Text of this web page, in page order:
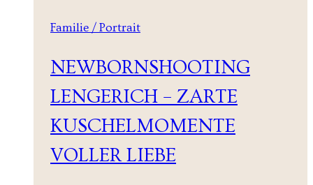
Familie / Portrait
NEWBORNSHOOTING
LENGERICH – ZARTE
KUSCHELMOMENTE
VOLLER LIEBE